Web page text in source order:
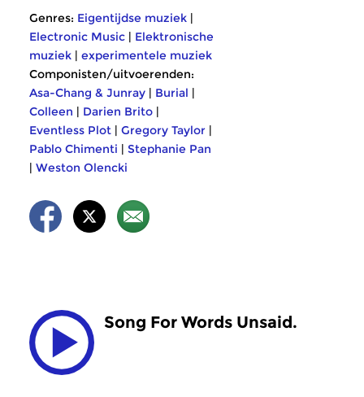
Genres: Eigentijdse muziek |
Electronic Music | Elektronische
muziek | experimentele muziek
Componisten/uitvoerenden:
Asa-Chang & Junray | Burial |
Colleen | Darien Brito |
Eventless Plot | Gregory Taylor |
Pablo Chimenti | Stephanie Pan
| Weston Olencki
Song For Words Unsaid.